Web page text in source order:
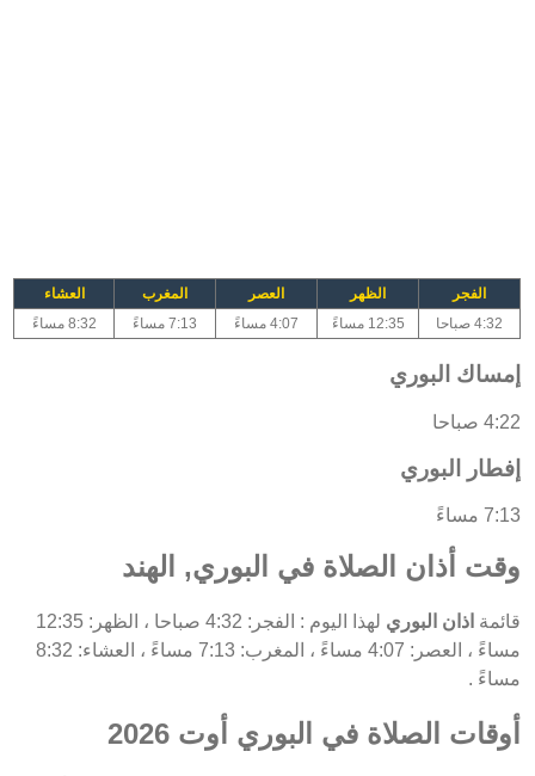
الفجر الظهر العصر المغرب
العشاء
4:32 صباحا
12:35 مساءً 4:07 مساءً 7:13 مساءً 8:32 مساءً
إمساك البوري
4:22 صباحا
إفطار البوري
7:13 مساءً
وقت أذان الصلاة في البوري, الهند
قائمة اذان البوري
لهذا اليوم : الفجر: 4:32 صباحا ، الظهر: 12:35
مساءً ، العصر: 4:07 مساءً ، المغرب: 7:13 مساءً ، العشاء: 8:32
مساءً .
أوقات الصلاة في البوري أوت 2026